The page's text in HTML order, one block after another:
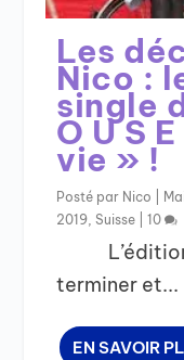
Les
Nico :
single
O U S
vie » !
Posté par Nico
2019,Suisse |10
L’édition
terminer et...
EN SAVOIR